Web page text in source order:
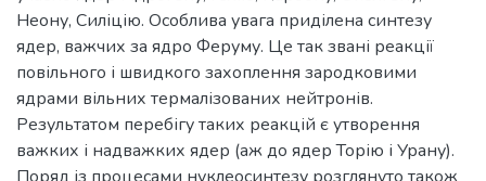
Неону, Силіцію. Особлива увага приділена синтезу
ядер, важчих за ядро Феруму. Це так звані реакції
повільного і швидкого захоплення зародковими
ядрами вільних термалізованих нейтронів.
Результатом перебігу таких реакцій є утворення
важких і надважких ядер (аж до ядер Торію і Урану).